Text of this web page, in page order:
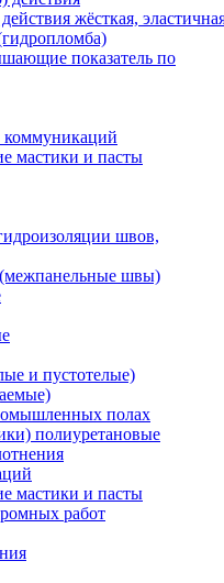
жёсткая,
показатель по
коммуникаций
мастики и пасты
швов,
швы)
и пустотелые)
полах
полиуретановые
мастики и пасты
работ